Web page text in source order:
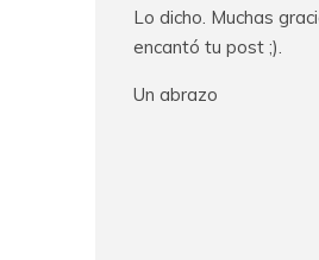
Lo dicho. Muchas
encantó tu post ;).
Un abrazo